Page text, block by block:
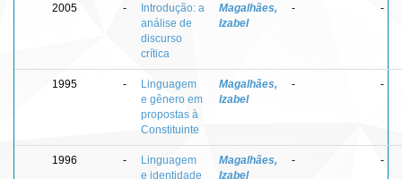
2005 -
Introdução: a
análise de
discurso
crítica
Magalhães,
Izabel
- -
1995 -
Linguagem
e gênero em
propostas à
Constituinte
Magalhães,
Izabel
- -
1996 -
Linguagem
e identidade
Magalhães,
Izabel
- -